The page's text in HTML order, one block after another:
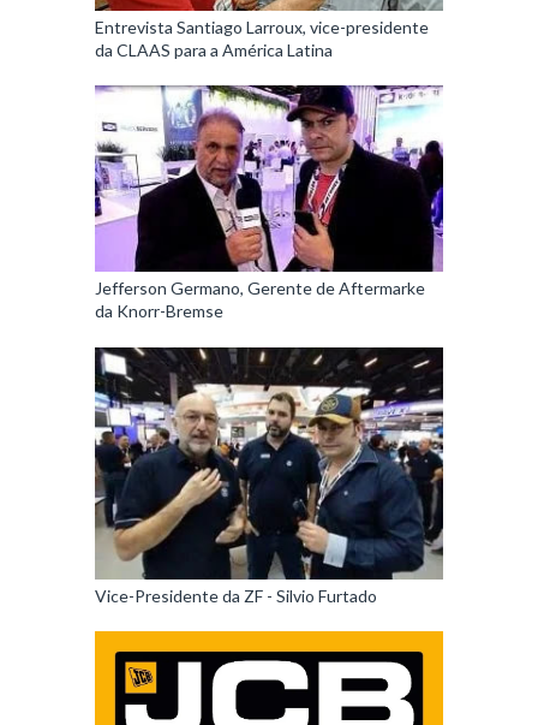
Entrevista Santiago Larroux, vice-presidente
da CLAAS para a América Latina
Jefferson Germano, Gerente de Aftermarke
da Knorr-Bremse
Vice-Presidente da ZF - Silvio Furtado